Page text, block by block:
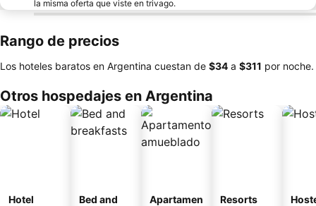
la misma oferta que viste en trivago.
Rango de precios
Los hoteles baratos en Argentina cuestan de ‎$34 a ‎$311 por noche.
Otros hospedajes en Argentina
Hotel
Bed and
Apartamen
Resorts